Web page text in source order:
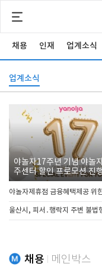
채용 인재 업계소식
업계소식
야놀자17주년 기념 야놀
주센터 할인 프로모션 진
야놀자제휴점 금융혜택제공 위
울산시, 피서․행락지 주변 불법
채용 메인박스